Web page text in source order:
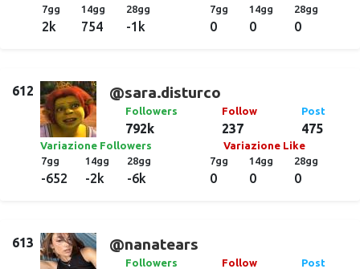
7gg
2k
14gg
754
28gg
-1k
7gg
0
14gg
0
28gg
0
612 @sara.disturco
Followers
792k
Follow
237
Post
475
Variazione Followers
7gg
-652
14gg
-2k
28gg
-6k
Variazione Like
7gg
0
14gg
0
28gg
0
613 @nanatears
Followers Follow Post